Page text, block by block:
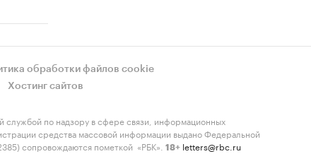
обработки файлов cookie
Хостинг сайтов
службой по надзору в сфере связи, информационных
средства массовой информации выдано Федеральной
сопровождаются пометкой «РБК».
18+ letters@rbc.ru